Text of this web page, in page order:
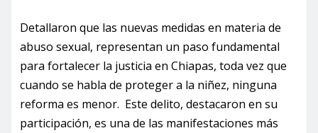
Detallaron que las nuevas medidas en materia de
abuso sexual, representan un paso fundamental
para fortalecer la justicia en Chiapas, toda vez que
cuando se habla de proteger a la niñez, ninguna
reforma es menor. Este delito, destacaron en su
participación, es una de las manifestaciones más